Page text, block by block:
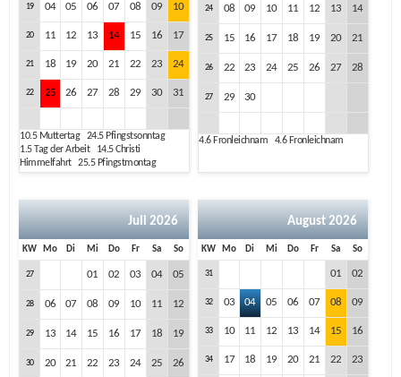
19 04 05 06 07 08 09 10
20 11 12 13 14 15 16 17
21 18 19 20 21 22 23 24
22 25 26 27 28 29 30 31
10.5Muttertag 24.5Pfingstsonntag
1.5Tag der Arbeit 14.5Christi
Himmelfahrt 25.5Pfingstmontag
24 08 09 10 11 12 13 14
25 15 16 17 18 19 20 21
26 22 23 24 25 26 27 28
27 29 30
4.6Fronleichnam 4.6Fronleichnam
Juli 2026
KW Mo Di Mi Do Fr Sa So
27 01 02 03 04 05
28 06 07 08 09 10 11 12
29 13 14 15 16 17 18 19
30 20 21 22 23 24 25 26
August 2026
KW Mo Di Mi Do Fr Sa So
31 01 02
32 03 04 05 06 07 08 09
33 10 11 12 13 14 15 16
34 17 18 19 20 21 22 23